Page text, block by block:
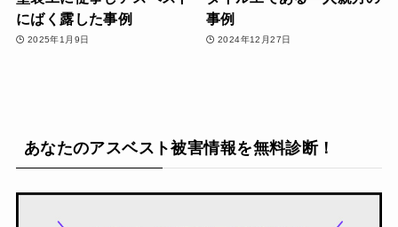
にばく露した事例
2025年1月9日
事例
2024年12月27日
あなたのアスベスト被害情報を無料診断！